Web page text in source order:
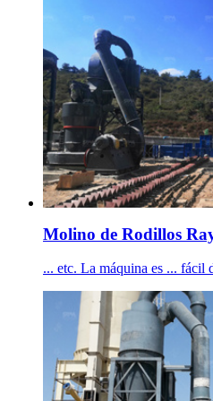
Molino de Rodillos
... etc. La máquina es ... fácil